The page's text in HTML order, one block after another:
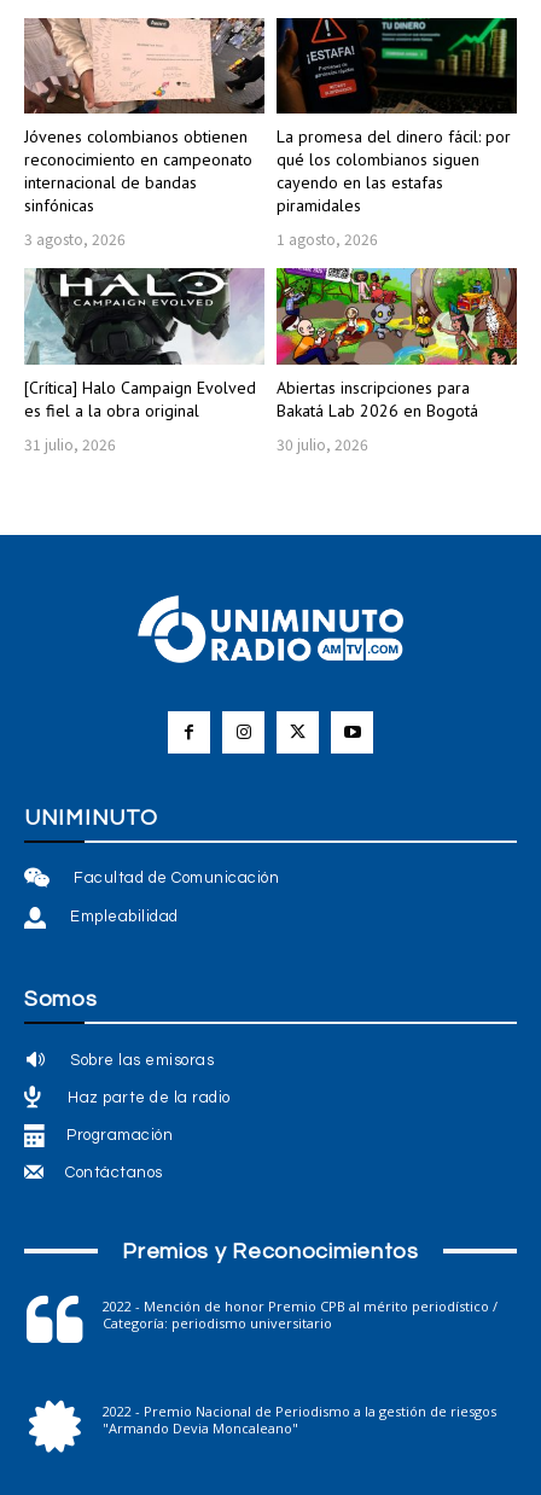
Jóvenes colombianos obtienen
reconocimiento en campeonato
internacional de bandas
sinfónicas
3 agosto, 2026
La promesa del dinero fácil: por
qué los colombianos siguen
cayendo en las estafas
piramidales
1 agosto, 2026
[Crítica] Halo Campaign Evolved
es fiel a la obra original
31 julio, 2026
Abiertas inscripciones para
Bakatá Lab 2026 en Bogotá
30 julio, 2026
UNIMINUTO
Facultad de Comunicación
Empleabilidad
Somos
Sobre las emisoras
Haz parte de la radio
Programación
Contáctanos
Premios y Reconocimientos
2022 - Mención de honor Premio CPB al mérito periodístico /
Categoría: periodismo universitario
2022 - Premio Nacional de Periodismo a la gestión de riesgos
"Armando Devia Moncaleano"